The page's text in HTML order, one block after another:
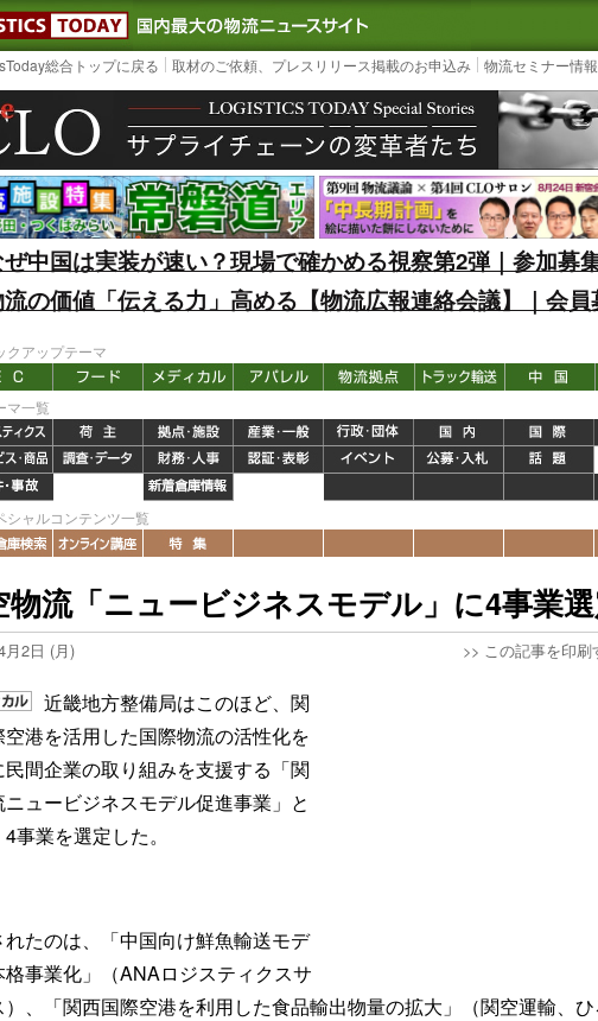
LOGISTICS TODAY｜国内最大の物流ニュースサイト
3PL, SCMな
総合トップに戻る 取材のご依頼、プレスリリース掲載のお申込み 物流セミナー情
中国は実装が速い？現場で確かめる視察第2弾｜参加募
の価値「伝える力」高める【物流広報連絡会議】｜会員
クアップテーマ
マ一覧
シャルコンテンツ一覧
物流「ニュービジネスモデル」に4事業
月2日 (月) >> この記事を印刷
近畿地方整備局はこのほど、関
空港を活用した国際物流の活性化を
民間企業の取り組みを支援する「関
ニュービジネスモデル促進事業」と
事業を選定した。
れたのは、「中国向け鮮魚輸送モデ
格事業化」（ANAロジスティクスサ
）、「関西国際空港を利用した食品輸出物量の拡大」（関空運輸、ひ